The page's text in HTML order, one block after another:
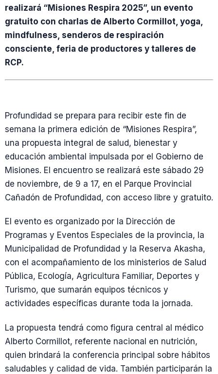
realizará “Misiones Respira 2025”, un evento
gratuito con charlas de Alberto Cormillot, yoga,
mindfulness, senderos de respiración
consciente, feria de productores y talleres de
RCP.
Profundidad se prepara para recibir este fin de
semana la primera edición de “Misiones Respira”,
una propuesta integral de salud, bienestar y
educación ambiental impulsada por el Gobierno de
Misiones. El encuentro se realizará este sábado 29
de noviembre, de 9 a 17, en el Parque Provincial
Cañadón de Profundidad, con acceso libre y gratuito.
El evento es organizado por la Dirección de
Programas y Eventos Especiales de la provincia, la
Municipalidad de Profundidad y la Reserva Akasha,
con el acompañamiento de los ministerios de Salud
Pública, Ecología, Agricultura Familiar, Deportes y
Turismo, que sumarán equipos técnicos y
actividades específicas durante toda la jornada.
La propuesta tendrá como figura central al médico
Alberto Cormillot, referente nacional en nutrición,
quien brindará la conferencia principal sobre hábitos
saludables y calidad de vida. También participarán la